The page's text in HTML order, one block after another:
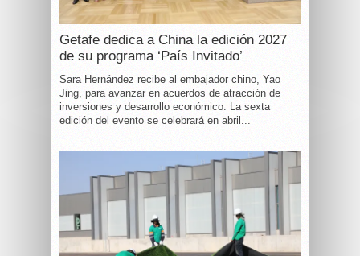
Getafe dedica a China la edición 2027
de su programa ‘País Invitado’
Sara Hernández recibe al embajador chino, Yao
Jing, para avanzar en acuerdos de atracción de
inversiones y desarrollo económico. La sexta
edición del evento se celebrará en abril...